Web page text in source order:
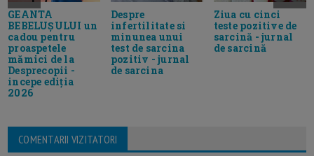
GEANTA
BEBELUȘULUI un
cadou pentru
proaspetele
mămici de la
Desprecopii -
incepe ediția
2026
Despre
infertilitate si
minunea unui
test de sarcina
pozitiv - jurnal
de sarcina
Ziua cu cinci
teste pozitive de
sarcină - jurnal
de sarcină
COMENTARII VIZITATORI